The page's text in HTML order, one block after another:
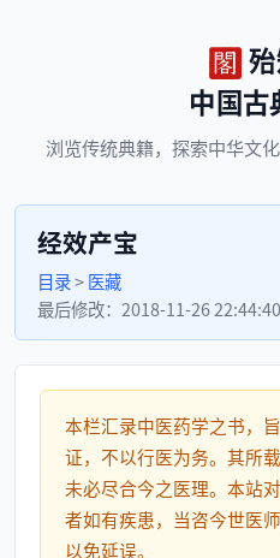
中国古
浏览传统典籍， 探索中华文
经效产宝
目录>医藏
最后修改： 2018-11-26
本栏汇录中医药学之书，
证，不以行医为务。其所
未必尽合今之医理。本站
者如有疾患，当咨今世医
以免延误。